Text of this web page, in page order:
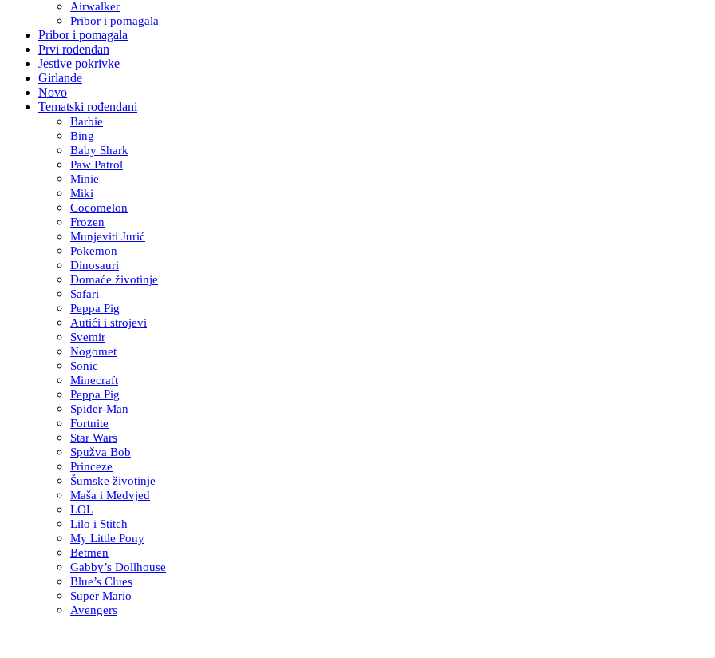
Airwalker
Pribor i pomagala
Pribor i pomagala
Prvi rođendan
Jestive pokrivke
Girlande
Novo
Tematski rođendani
Barbie
Bing
Baby Shark
Paw Patrol
Minie
Miki
Cocomelon
Frozen
Munjeviti Jurić
Pokemon
Dinosauri
Domaće životinje
Safari
Peppa Pig
Autići i strojevi
Svemir
Nogomet
Sonic
Minecraft
Peppa Pig
Spider-Man
Fortnite
Star Wars
Spužva Bob
Princeze
Šumske životinje
Maša i Medvjed
LOL
Lilo i Stitch
My Little Pony
Betmen
Gabby’s Dollhouse
Blue’s Clues
Super Mario
Avengers